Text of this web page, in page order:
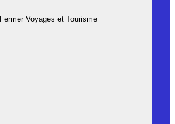
Fermer Voyages et Tourisme